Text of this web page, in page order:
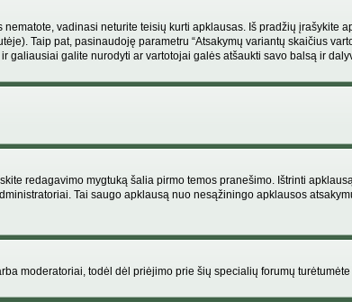
vadinasi neturite teisių kurti apklausas. Iš pradžių įrašykite
Taip pat, pasinaudoję parametru “Atsakymų variantų skaičius
galite nurodyti ar vartotojai galės atšaukti savo balsą ir
redagavimo mygtuką šalia pirmo temos pranešimo. Ištrinti
Tai saugo apklausą nuo nesąžiningo apklausos
moderatoriai, todėl dėl priėjimo prie šių specialių forumų